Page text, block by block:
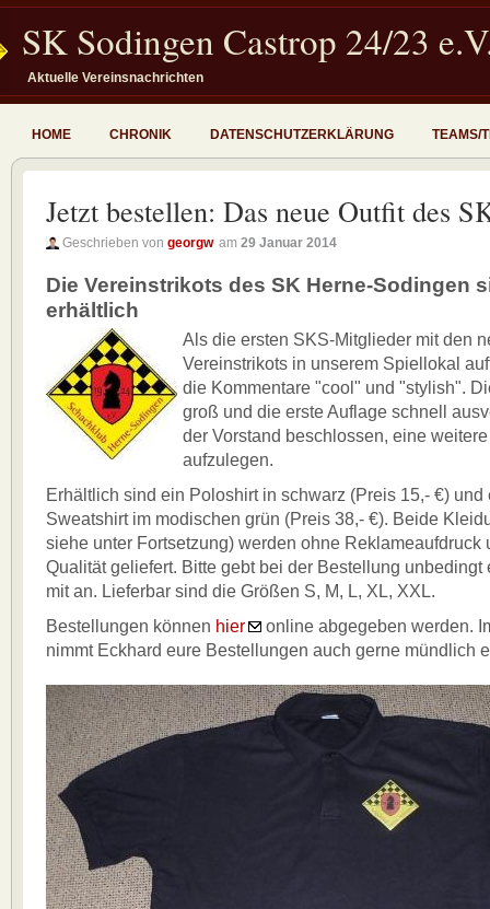
SK Sodingen Castrop 24/23
Aktuelle Vereinsnachrichten
HOME CHRONIK DATENSCHUTZERKLÄRUNG TEAMS/
Jetzt bestellen: Das neue Outfit des
Geschrieben von georgw am 29 Januar 2014
Die Vereinstrikots des SK Herne-Sodingen
erhältlich
Als die ersten SKS-Mitglieder mit den
Vereinstrikots in unserem Spiellokal
die Kommentare "cool" und "stylish".
groß und die erste Auflage schnell
der Vorstand beschlossen, eine
aufzulegen.
Erhältlich sind ein Poloshirt in schwarz (Preis 15,- €)
Sweatshirt im modischen grün (Preis 38,- €). Beide
siehe unter Fortsetzung) werden ohne Reklameaufdruck
Qualität geliefert. Bitte gebt bei der Bestellung
mit an. Lieferbar sind die Größen S, M, L, XL, XXL.
Bestellungen können hier
online abgegeben werden.
nimmt Eckhard eure Bestellungen auch gerne mündlich